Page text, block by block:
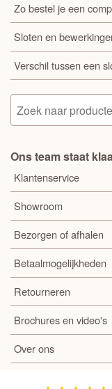
Zo bestel je een
Sloten en
Verschil tussen een
Ons team staat
Klantenservice
Showroom
Bezorgen of afhalen
Betaalmogelijkheden
Retourneren
Brochures en video's
Over ons